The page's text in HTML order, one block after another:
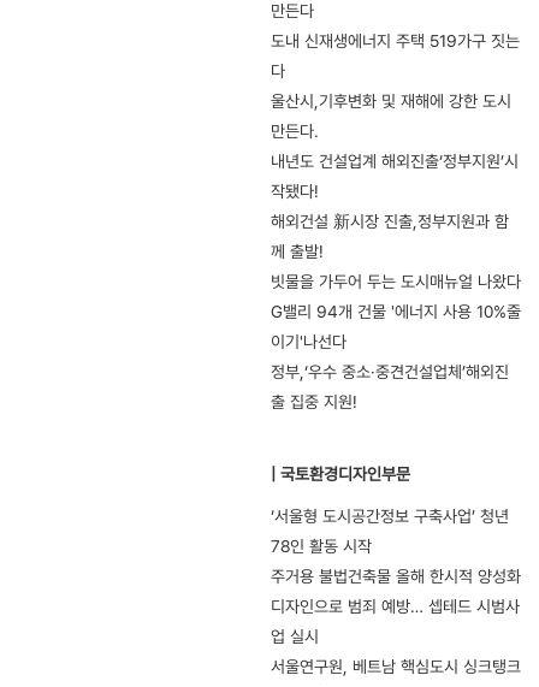
만든다
도내 신재생에너지 주택 519가구 짓는
다
울산시,기후변화 및 재해에 강한 도시
만든다.
내년도 건설업계 해외진출‘정부지원’시
작됐다!
해외건설 新시장 진출,정부지원과 함
께 출발!
빗물을 가두어 두는 도시매뉴얼 나왔다
G밸리 94개 건물 '에너지 사용 10%줄
이기'나선다
정부,‘우수 중소·중견건설업체’해외진
출 집중 지원!
| 국토환경디자인부문
‘서울형 도시공간정보 구축사업’ 청년
78인 활동 시작
주거용 불법건축물 올해 한시적 양성화
디자인으로 범죄 예방… 셉테드 시범사
업 실시
서울연구원, 베트남 핵심도시 싱크탱크